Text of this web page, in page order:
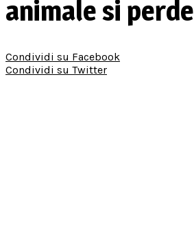
animale si perde
Condividi su Facebook
Condividi su Twitter